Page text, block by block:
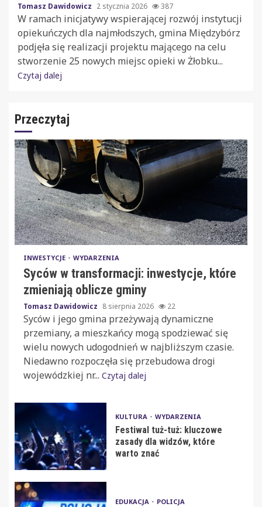
Tomasz Dawidowicz 2 stycznia 2026 387
W ramach inicjatywy wspierającej rozwój instytucji
opiekuńczych dla najmłodszych, gmina Międzybórz
podjęła się realizacji projektu mającego na celu
stworzenie 25 nowych miejsc opieki w Żłobku...
Czytaj dalej
Przeczytaj
INWESTYCJE WYDARZENIA
Syców w transformacji: inwestycje, które
zmieniają oblicze gminy
Tomasz Dawidowicz 8 sierpnia 2026 22
Syców i jego gmina przeżywają dynamiczne
przemiany, a mieszkańcy mogą spodziewać się
wielu nowych udogodnień w najbliższym czasie.
Niedawno rozpoczęła się przebudowa drogi
wojewódzkiej nr... Czytaj dalej
KULTURA WYDARZENIA
Festiwal tuż-tuż: kluczowe
zasady dla widzów, które
warto znać
EDUKACJA POLICJA